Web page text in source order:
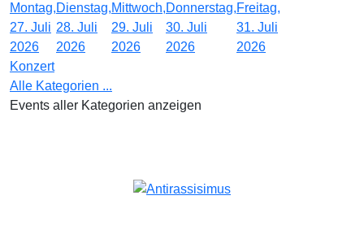
Montag,
27. Juli
2026
Dienstag,
28. Juli
2026
Mittwoch,
29. Juli
2026
Donnerstag,
30. Juli
2026
Freitag,
31. Juli
2026
Konzert
Alle Kategorien ...
Events aller Kategorien anzeigen